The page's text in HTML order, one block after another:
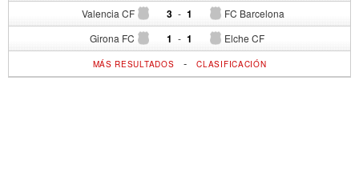
Valencia CF 3 - FC Barcelona
1
Girona FC 1 - Elche CF
1
MÁS RESULTADOS -CLASIFICACIÓN